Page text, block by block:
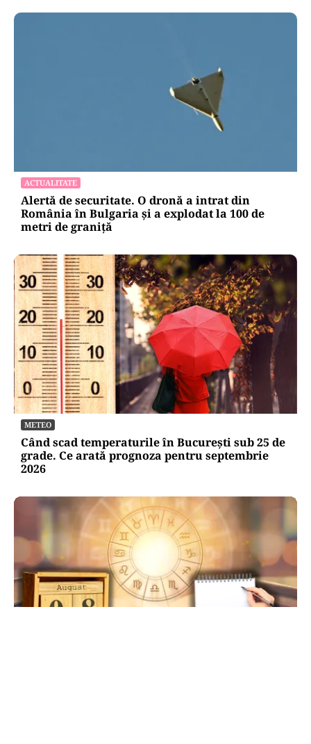
ACTUALITATE
Alertă de securitate. O dronă a intrat din
România în Bulgaria şi a explodat la 100 de
metri de graniţă
METEO
Când scad temperaturile în București sub 25 de
grade. Ce arată prognoza pentru septembrie
2026